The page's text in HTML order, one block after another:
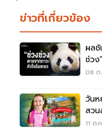
ข่าวที่เกี่ยวข้อง
ผล
ช่วง
08 ต
วัน
สว
11 ต.